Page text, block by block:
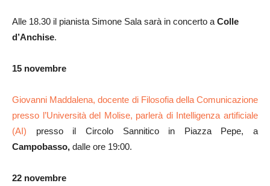
Alle 18.30 il pianista Simone Sala sarà in concerto a Colle
d’Anchise.
15 novembre
Giovanni Maddalena, docente di Filosofia della Comunicazione
presso l’Università del Molise, parlerà di Intelligenza artificiale
(AI) presso il Circolo Sannitico in Piazza Pepe, a
Campobasso, dalle ore 19:00.
22 novembre